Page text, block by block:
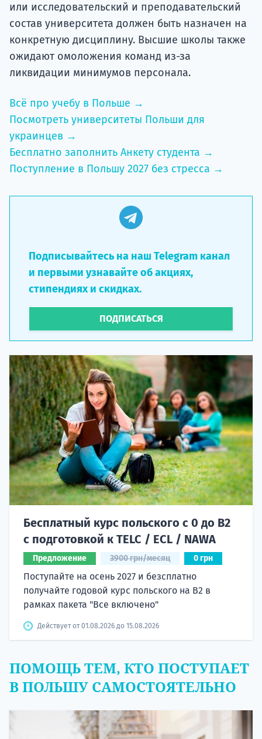
или исследовательский и преподавательский
состав университета должен быть назначен на
конкретную дисциплину. Высшие школы также
ожидают омоложения команд из-за
ликвидации минимумов персонала.
Всё про учебу в Польше →
Посмотреть университеты Польши для
украинцев →
Бесплатно заполнить Анкету студента →
Поступление в Польшу 2027 без стресса →
Подписывайтесь на наш Telegram канал
и первыми узнавайте об акциях,
стипендиях и скидках.
ПОДПИСАТЬСЯ
Бесплатный курс польского с 0 до B2
с подготовкой к TELC / ECL / NAWA
Предложение 3900 грн/месяц 0 грн
Поступайте на осень 2027 и безсплатно
получайте годовой курс польского на B2 в
рамках пакета "Все включено"
Действует от 01.08.2026 до 15.08.2026
ПОМОЩЬ ТЕМ, КТО ПОСТУПАЕТ
В ПОЛЬШУ САМОСТОЯТЕЛЬНО